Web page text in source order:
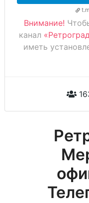
Внимание!
канал
иметь